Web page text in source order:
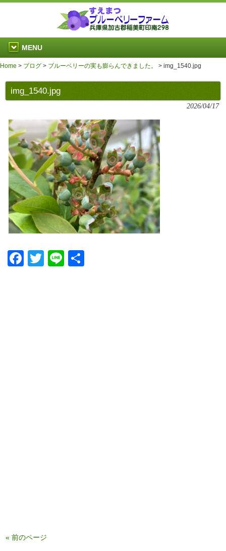
MENU
Home > ブログ > ブルーベリーの実も膨らんできました。 > img_1540.jpg
img_1540.jpg
2026/04/17
Facebook
Twitter
Line
« 前のページ